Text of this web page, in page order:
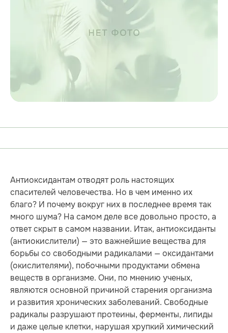
Антиоксидантам отводят роль настоящих
спасителей человечества. Но в чем именно их
благо? И почему вокруг них в последнее время так
много шума? На самом деле все довольно просто, а
ответ скрыт в самом названии. Итак, антиоксиданты
(антиокислители) — это важнейшие вещества для
борьбы со свободными радикалами — оксидантами
(окислителями), побочными продуктами обмена
веществ в организме. Они, по мнению ученых,
являются основной причиной старения организма
и развития хронических заболеваний. Свободные
радикалы разрушают протеины, ферменты, липиды
и даже целые клетки, нарушая хрупкий химический